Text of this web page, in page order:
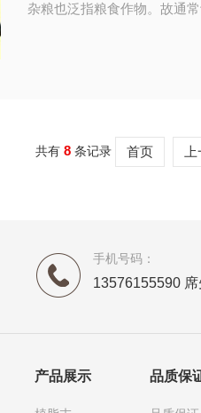
杂粮也泛指粮食作物。故通
共有 8条记录 首页
手机号码：
13576155590
产品展示 品质保